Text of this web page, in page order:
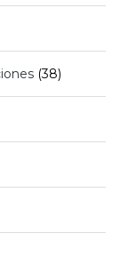
(38)